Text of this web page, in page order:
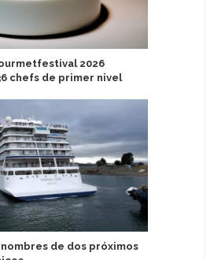
2026
chefs de primer nivel
de dos próximos